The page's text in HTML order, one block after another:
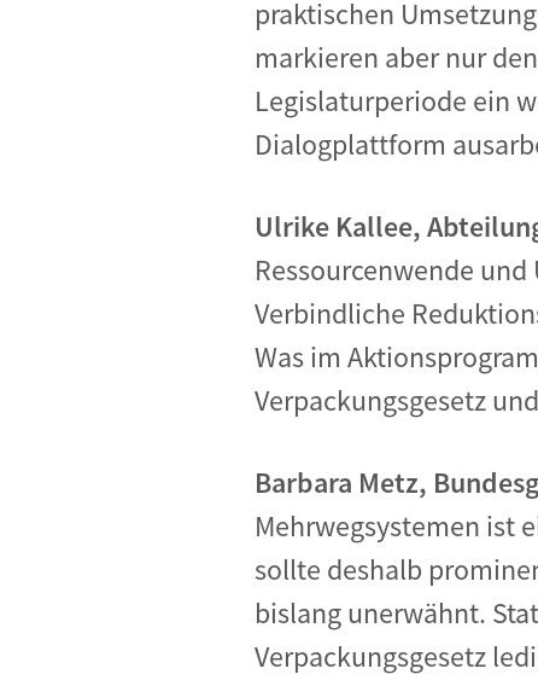
praktischen
markieren aber nur
Legislaturperiode ein
Dialogplattform
Ulrike Kallee,
Ressourcenwende
Verbindliche
Was im
Verpackungsgesetz
Barbara Metz,
Mehrwegsystemen ist
sollte deshalb
bislang unerwähnt.
Verpackungsgesetz